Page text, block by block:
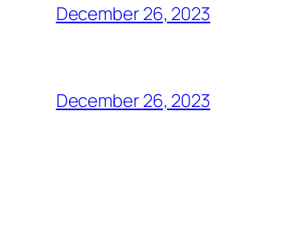
December 26, 2023
December 26, 2023